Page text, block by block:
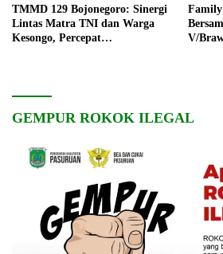
TMMD 129 Bojonegoro: Sinergi
Lintas Matra TNI dan Warga
Kesongo, Percepat
V/
GEMPUR ROKOK ILEGAL